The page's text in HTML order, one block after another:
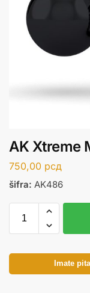
AK Xtreme
750,00 рсд
šifra: AK486
Imate